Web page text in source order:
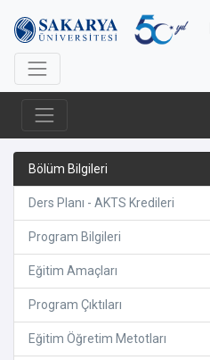
Bölüm Bilgileri
Ders Planı - AKTS Kredileri
Program Bilgileri
Eğitim Amaçları
Program Çıktıları
Eğitim Öğretim Metotları